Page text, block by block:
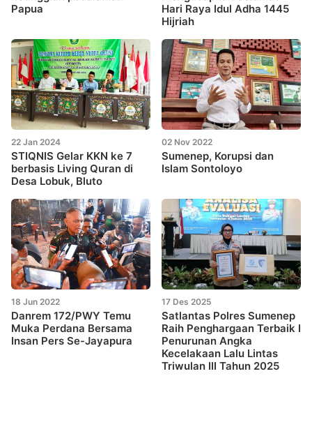
Papua
Hari Raya Idul Adha 1445
Hijriah
22 Jan 2024
STIQNIS Gelar KKN ke 7
berbasis Living Quran di
Desa Lobuk, Bluto
02 Nov 2022
Sumenep, Korupsi dan
Islam Sontoloyo
18 Jun 2022
Danrem 172/PWY Temu
Muka Perdana Bersama
Insan Pers Se-Jayapura
17 Des 2025
Satlantas Polres Sumenep
Raih Penghargaan Terbaik I
Penurunan Angka
Kecelakaan Lalu Lintas
Triwulan III Tahun 2025